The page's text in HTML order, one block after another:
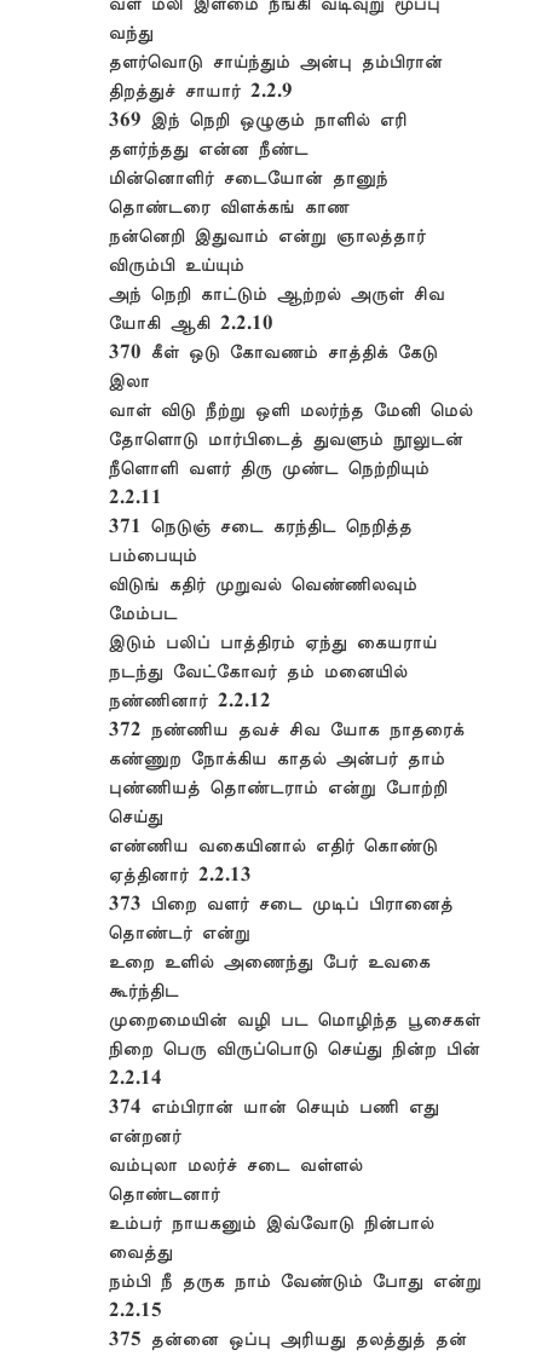
வள மலி இளமை நீங்கி வடிவுறு மூப்பு
வந்து
தளர்வொடு சாய்ந்தும் அன்பு தம்பிரான்
திறத்துச் சாயார் 2.2.9
369 இந் நெறி ஒழுகும் நாளில் எரி
தளர்ந்தது என்ன நீண்ட
மின்னொளிர் சடையோன் தானுந்
தொண்டரை விளக்கங் காண
நன்னெறி இதுவாம் என்று ஞாலத்தார்
விரும்பி உய்யும்
அந் நெறி காட்டும் ஆற்றல் அருள் சிவ
யோகி ஆகி 2.2.10
370 கீள் ஒடு கோவணம் சாத்திக் கேடு
இலா
வாள் விடு நீற்று ஒளி மலர்ந்த மேனி மெல்
தோளொடு மார்பிடைத் துவளும் நூலுடன்
நீளொளி வளர் திரு முண்ட நெற்றியும்
2.2.11
371 நெடுஞ் சடை கரந்திட நெறித்த
பம்பையும்
விடுங் கதிர் முறுவல் வெண்ணிலவும்
மேம்பட
இடும் பலிப் பாத்திரம் ஏந்து கையராய்
நடந்து வேட்கோவர் தம் மனையில்
நண்ணினார் 2.2.12
372 நண்ணிய தவச் சிவ யோக நாதரைக்
கண்ணுற நோக்கிய காதல் அன்பர் தாம்
புண்ணியத் தொண்டராம் என்று போற்றி
செய்து
எண்ணிய வகையினால் எதிர் கொண்டு
ஏத்தினார் 2.2.13
373 பிறை வளர் சடை முடிப் பிரானைத்
தொண்டர் என்று
உறை உளில் அணைந்து பேர் உவகை
கூர்ந்திட
முறைமையின் வழி பட மொழிந்த பூசைகள்
நிறை பெரு விருப்பொடு செய்து நின்ற பின்
2.2.14
374 எம்பிரான் யான் செயும் பணி எது
என்றனர்
வம்புலா மலர்ச் சடை வள்ளல்
தொண்டனார்
உம்பர் நாயகனும் இவ்வோடு நின்பால்
வைத்து
நம்பி நீ தருக நாம் வேண்டும் போது என்று
2.2.15
375 தன்னை ஒப்பு அரியது தலத்துத் தன்